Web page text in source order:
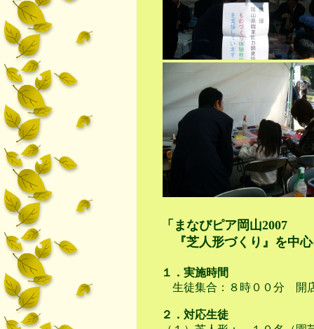
「まなびピア岡山2007
『芝人形づくり』を中
１．実施時間
生徒集合：８時００分
２．対応生徒